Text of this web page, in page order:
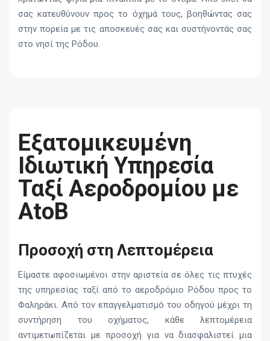
σας κατευθύνουν προς το όχημά τους, βοηθώντας σας
στην πορεία με τις αποσκευές σας και συστήνοντάς σας
στο νησί της Ρόδου.
Εξατομικευμένη
Ιδιωτική Υπηρεσία
Ταξί Αεροδρομίου με
AtoB
Προσοχή στη Λεπτομέρεια
Είμαστε αφοσιωμένοι στην αριστεία σε όλες τις πτυχές
της υπηρεσίας ταξί από το αεροδρόμιο Ρόδου προς το
Φαληράκι. Από τον επαγγελματισμό του οδηγού μέχρι τη
συντήρηση του οχήματος, κάθε λεπτομέρεια
αντιμετωπίζεται με προσοχή για να διασφαλιστεί μια